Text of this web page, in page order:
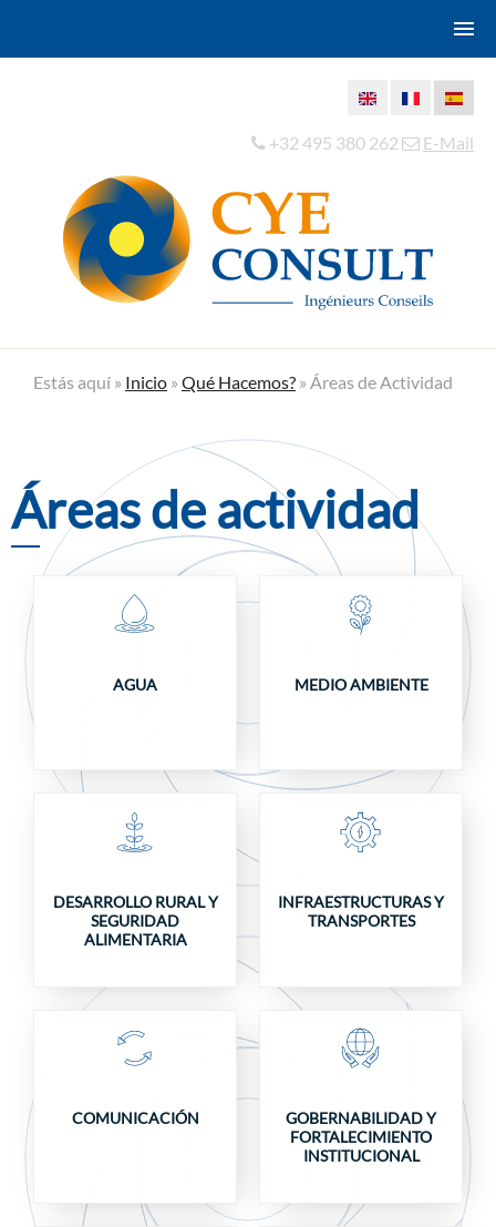
+32 495 380 262 E-Mail
Estás aquí » Inicio » Qué Hacemos? » Áreas de Actividad
Áreas de actividad
AGUA MEDIO AMBIENTE
DESARROLLO RURAL Y
SEGURIDAD
ALIMENTARIA
INFRAESTRUCTURAS Y
TRANSPORTES
COMUNICACIÓN
GOBERNABILIDAD Y
FORTALECIMIENTO
INSTITUCIONAL